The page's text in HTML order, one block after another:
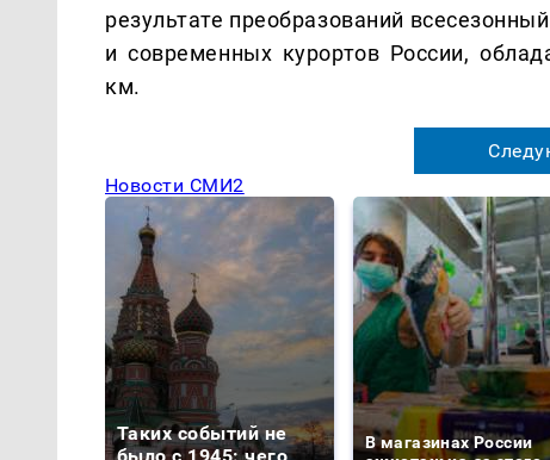
результате преобразований
и современных курортов России,
км.
Новости СМИ2
Таких событий не
В магазинах России